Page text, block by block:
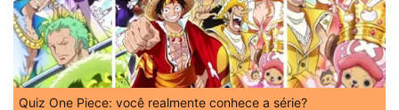
Quiz One Piece: você realmente conhece a série?